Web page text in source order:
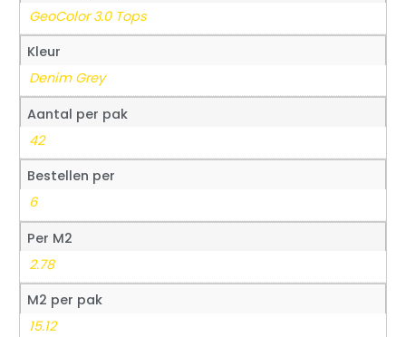
GeoColor 3.0 Tops
Kleur
Denim Grey
Aantal per pak
42
Bestellen per
6
Per M2
2.78
M2 per pak
15.12